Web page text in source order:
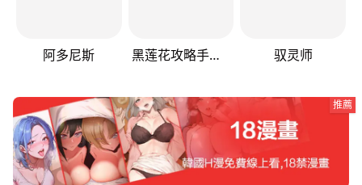
阿多尼斯 黑莲花攻略手册[穿书] 驭灵师
推薦